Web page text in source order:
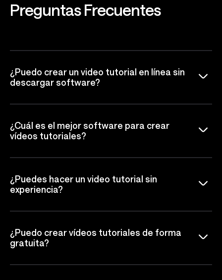
PreguntasFrecuentes
¿Puedo crear un video tutorial en línea sin
descargar software?
¿Cuál es el mejor software para crear
vídeos tutoriales?
¿Puedes hacer un video tutorial sin
experiencia?
¿Puedo crear vídeos tutoriales de forma
gratuita?